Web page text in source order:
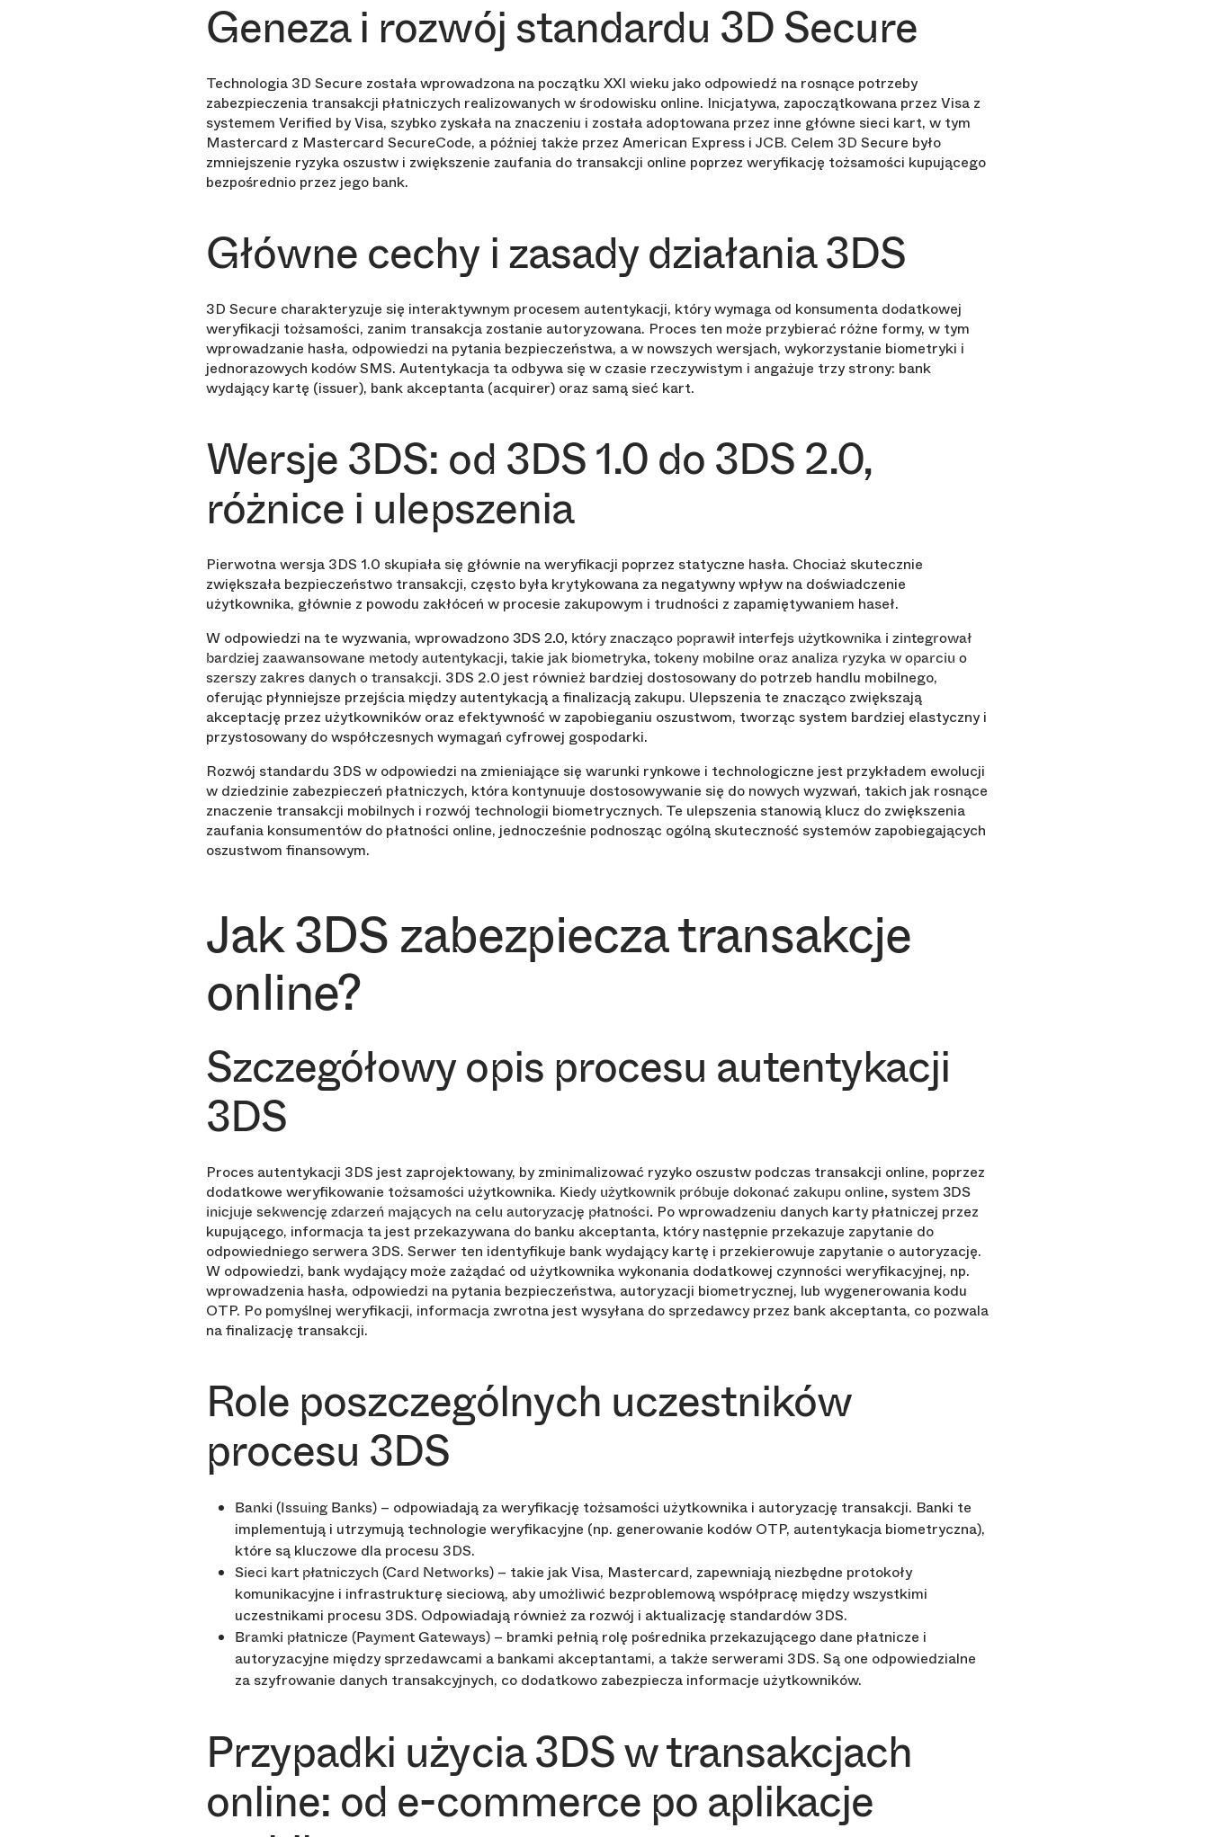
Geneza i rozwój standardu 3D Secure
Technologia 3D Secure została wprowadzona na początku XXI wieku jako odpowiedź na rosnące potrzeby
zabezpieczenia transakcji płatniczych realizowanych w środowisku online. Inicjatywa, zapoczątkowana przez Visa z
systemem Verified by Visa, szybko zyskała na znaczeniu i została adoptowana przez inne główne sieci kart, w tym
Mastercard z Mastercard SecureCode, a później także przez American Express i JCB. Celem 3D Secure było
zmniejszenie ryzyka oszustw i zwiększenie zaufania do transakcji online poprzez weryfikację tożsamości kupującego
bezpośrednio przez jego bank.
Główne cechy i zasady działania 3DS
3D Secure charakteryzuje się interaktywnym procesem autentykacji, który wymaga od konsumenta dodatkowej
weryfikacji tożsamości, zanim transakcja zostanie autoryzowana. Proces ten może przybierać różne formy, w tym
wprowadzanie hasła, odpowiedzi na pytania bezpieczeństwa, a w nowszych wersjach, wykorzystanie biometryki i
jednorazowych kodów SMS. Autentykacja ta odbywa się w czasie rzeczywistym i angażuje trzy strony: bank
wydający kartę (issuer), bank akceptanta (acquirer) oraz samą sieć kart.
Wersje 3DS: od 3DS 1.0 do 3DS 2.0,
różnice i ulepszenia
Pierwotna wersja 3DS 1.0 skupiała się głównie na weryfikacji poprzez statyczne hasła. Chociaż skutecznie
zwiększała bezpieczeństwo transakcji, często była krytykowana za negatywny wpływ na doświadczenie
użytkownika, głównie z powodu zakłóceń w procesie zakupowym i trudności z zapamiętywaniem haseł.
W odpowiedzi na te wyzwania, wprowadzono 3DS 2.0, który znacząco poprawił interfejs użytkownika i zintegrował
bardziej zaawansowane metody autentykacji, takie jak biometryka, tokeny mobilne oraz analiza ryzyka w oparciu o
szerszy zakres danych o transakcji. 3DS 2.0 jest również bardziej dostosowany do potrzeb handlu mobilnego,
oferując płynniejsze przejścia między autentykacją a finalizacją zakupu. Ulepszenia te znacząco zwiększają
akceptację przez użytkowników oraz efektywność w zapobieganiu oszustwom, tworząc system bardziej elastyczny i
przystosowany do współczesnych wymagań cyfrowej gospodarki.
Rozwój standardu 3DS w odpowiedzi na zmieniające się warunki rynkowe i technologiczne jest przykładem ewolucji
w dziedzinie zabezpieczeń płatniczych, która kontynuuje dostosowywanie się do nowych wyzwań, takich jak rosnące
znaczenie transakcji mobilnych i rozwój technologii biometrycznych. Te ulepszenia stanowią klucz do zwiększenia
zaufania konsumentów do płatności online, jednocześnie podnosząc ogólną skuteczność systemów zapobiegających
oszustwom finansowym.
Jak 3DS zabezpiecza transakcje
online?
Szczegółowy opis procesu autentykacji
3DS
Proces autentykacji 3DS jest zaprojektowany, by zminimalizować ryzyko oszustw podczas transakcji online, poprzez
dodatkowe weryfikowanie tożsamości użytkownika. Kiedy użytkownik próbuje dokonać zakupu online, system 3DS
inicjuje sekwencję zdarzeń mających na celu autoryzację płatności. Po wprowadzeniu danych karty płatniczej przez
kupującego, informacja ta jest przekazywana do banku akceptanta, który następnie przekazuje zapytanie do
odpowiedniego serwera 3DS. Serwer ten identyfikuje bank wydający kartę i przekierowuje zapytanie o autoryzację.
W odpowiedzi, bank wydający może zażądać od użytkownika wykonania dodatkowej czynności weryfikacyjnej, np.
wprowadzenia hasła, odpowiedzi na pytania bezpieczeństwa, autoryzacji biometrycznej, lub wygenerowania kodu
OTP. Po pomyślnej weryfikacji, informacja zwrotna jest wysyłana do sprzedawcy przez bank akceptanta, co pozwala
na finalizację transakcji.
Role poszczególnych uczestników
procesu 3DS
Banki (Issuing Banks) – odpowiadają za weryfikację tożsamości użytkownika i autoryzację transakcji. Banki te
implementują i utrzymują technologie weryfikacyjne (np. generowanie kodów OTP, autentykacja biometryczna),
które są kluczowe dla procesu 3DS.
Sieci kart płatniczych (Card Networks) – takie jak Visa, Mastercard, zapewniają niezbędne protokoły
komunikacyjne i infrastrukturę sieciową, aby umożliwić bezproblemową współpracę między wszystkimi
uczestnikami procesu 3DS. Odpowiadają również za rozwój i aktualizację standardów 3DS.
Bramki płatnicze (Payment Gateways) – bramki pełnią rolę pośrednika przekazującego dane płatnicze i
autoryzacyjne między sprzedawcami a bankami akceptantami, a także serwerami 3DS. Są one odpowiedzialne
za szyfrowanie danych transakcyjnych, co dodatkowo zabezpiecza informacje użytkowników.
Przypadki użycia 3DS w transakcjach
online: od e-commerce po aplikacje